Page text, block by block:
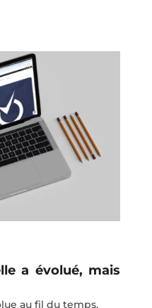
a évolué, mais
au fil du temps,